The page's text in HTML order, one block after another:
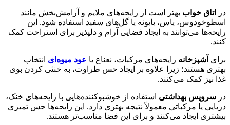
در اتاق خواب بهتر است از رایحه‌های ملایم و آرامش‌بخش مانند
اسطوخودوس، یاس، بابونه یا گل‌های سفید استفاده شود. این
رایحه‌ها می‌توانند به ایجاد فضایی آرام و دلپذیر برای استراحت کمک
کنند.
برای آشپزخانه رایحه‌های مرکبات، نعناع یا عود میوه‌ای انتخاب
بهتری هستند؛ زیرا علاوه بر ایجاد حس طراوت، به خنثی کردن بوی
غذا نیز کمک می‌کنند.
در سرویس بهداشتی استفاده از خوشبوکننده‌هایی با رایحه‌های خنک،
دریایی یا مرکباتی معمولاً نتیجه بهتری دارد. این رایحه‌ها حس تمیزی
بیشتری ایجاد می‌کنند و برای این فضا مناسب‌تر هستند.